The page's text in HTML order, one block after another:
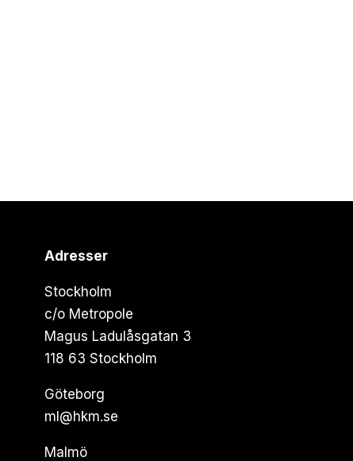
Adresser
Stockholm
c/o Metropole
Magus Ladulåsgatan 3
118 63 Stockholm
Göteborg
ml@hkm.se
Malmö